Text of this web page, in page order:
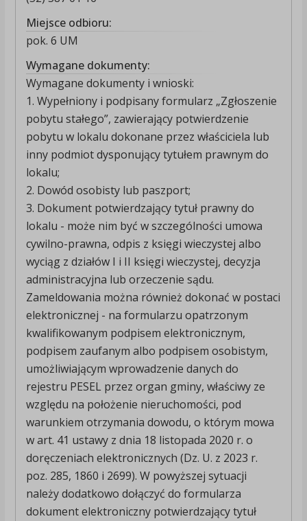
Miejsce odbioru:
pok. 6 UM
Wymagane dokumenty:
Wymagane dokumenty i wnioski:
1. Wypełniony i podpisany formularz „Zgłoszenie
pobytu stałego”, zawierający potwierdzenie
pobytu w lokalu dokonane przez właściciela lub
inny podmiot dysponujący tytułem prawnym do
lokalu;
2. Dowód osobisty lub paszport;
3. Dokument potwierdzający tytuł prawny do
lokalu - może nim być w szczególności umowa
cywilno-prawna, odpis z księgi wieczystej albo
wyciąg z działów I i II księgi wieczystej, decyzja
administracyjna lub orzeczenie sądu.
Zameldowania można również dokonać w postaci
elektronicznej - na formularzu opatrzonym
kwalifikowanym podpisem elektronicznym,
podpisem zaufanym albo podpisem osobistym,
umożliwiającym wprowadzenie danych do
rejestru PESEL przez organ gminy, właściwy ze
względu na położenie nieruchomości, pod
warunkiem otrzymania dowodu, o którym mowa
w art. 41 ustawy z dnia 18 listopada 2020 r. o
doręczeniach elektronicznych (Dz. U. z 2023 r.
poz. 285, 1860 i 2699). W powyższej sytuacji
należy dodatkowo dołączyć do formularza
dokument elektroniczny potwierdzający tytuł